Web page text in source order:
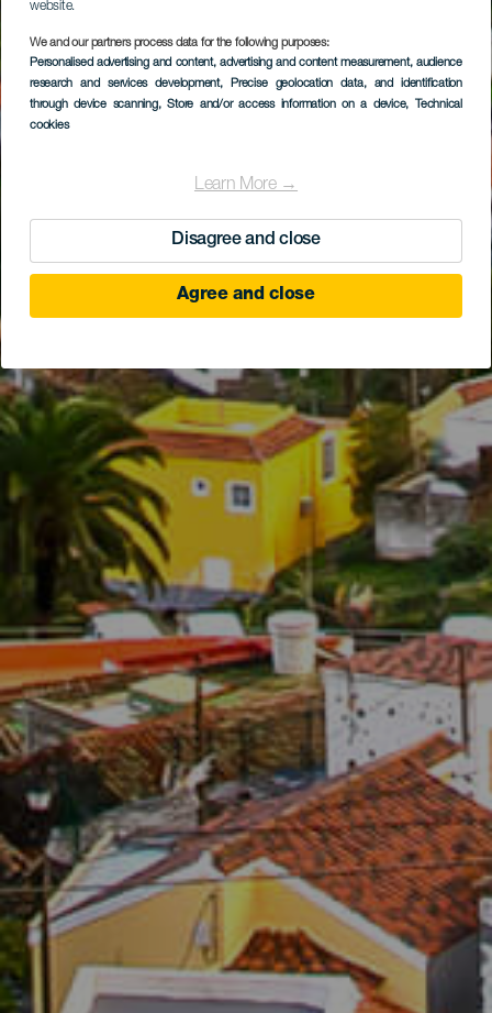
website.
We and our partners process data for the following purposes:
Personalised advertising and content, advertising and content measurement, audience
research and services development, Precise geolocation data, and identification
through device scanning, Store and/or access information on a device, Technical
cookies
Learn More →
Disagree and close
Agree and close